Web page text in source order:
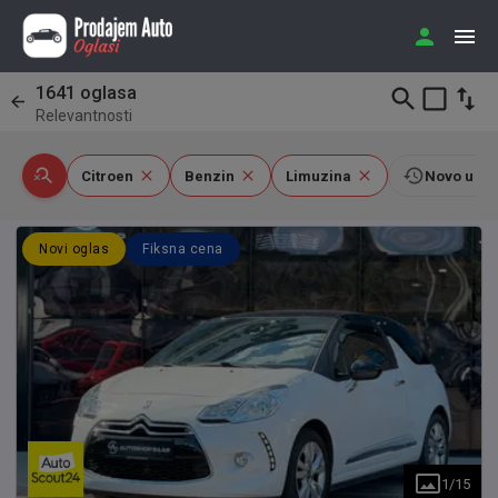
1641 oglasa
Relevantnosti
Citroen Benzin Limuzina Novo u
Novi oglas Fiksna cena
1 /15